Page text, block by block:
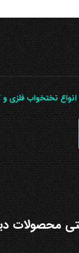
انواع تختخواب فلزی
محصولات